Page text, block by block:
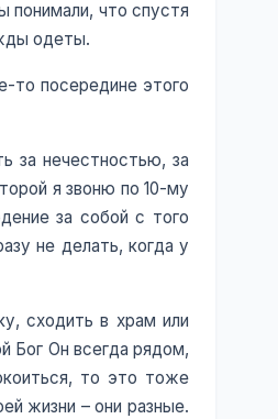
понимали, что спустя
одеты.
то посередине этого
за нечестностью, за
я звоню по 10-му
за собой с того
не делать, когда у
сходить в храм или
Бог Он всегда рядом,
то это тоже
жизни – они разные.